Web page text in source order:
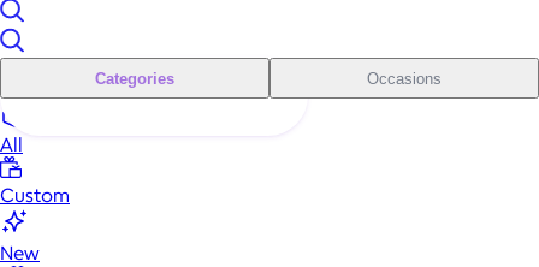
Categories Occasions
All
Custom
New